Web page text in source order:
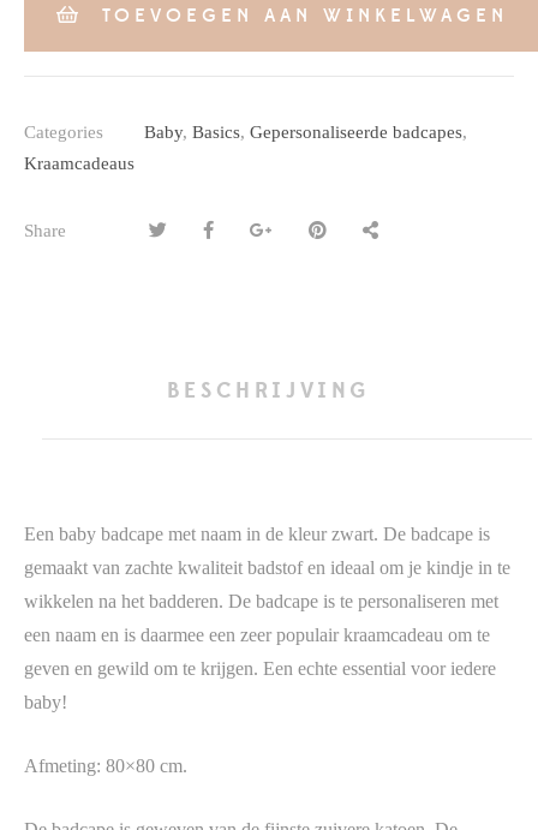
TOEVOEGEN AAN WINKELWAGEN
Categories Baby, Basics, Gepersonaliseerde badcapes,
Kraamcadeaus
Share
BESCHRIJVING
Een baby badcape met naam in de kleur zwart. De badcape is
gemaakt van zachte kwaliteit badstof en ideaal om je kindje in te
wikkelen na het badderen. De badcape is te personaliseren met
een naam en is daarmee een zeer populair kraamcadeau om te
geven en gewild om te krijgen. Een echte essential voor iedere
baby!
Afmeting: 80×80 cm.